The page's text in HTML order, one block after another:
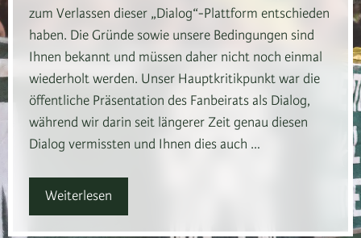
zum Verlassen dieser „Dialog“-Plattform entschieden
haben. Die Gründe sowie unsere Bedingungen sind
Ihnen bekannt und müssen daher nicht noch einmal
wiederholt werden. Unser Hauptkritikpunkt war die
öffentliche Präsentation des Fanbeirats als Dialog,
während wir darin seit längerer Zeit genau diesen
Dialog vermissten und Ihnen dies auch …
Weiterlesen